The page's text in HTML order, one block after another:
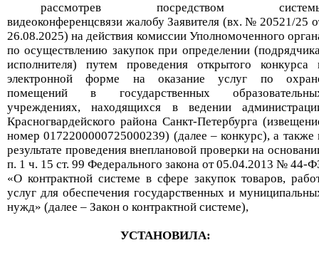
рассмотрев посредством
видеоконференцсвязи жалобу Заявителя (вх. №20521/25
26.08.2025) на действия комиссии Уполномоченного
по осуществлению закупокпри определении
исполнителя) путем проведения открытого конкурса
электронной форме наоказание услуг по
помещений в государственных
учреждениях, находящихся в ведении
Красногвардейского района Санкт-Петербурга
номер 0172200000725000239) (далее – конкурс), а также
результате проведения внеплановой проверки на
п. 1 ч. 15 ст. 99 Федерального закона от 05.04.2013 № 44-
«О контрактной системе в сфере закупок товаров,
услуг для обеспечения государственных и
нужд» (далее – Закон о контрактной системе),
УСТАНОВИЛА: